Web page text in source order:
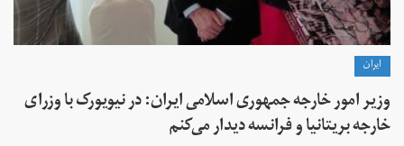
ايران
وزیر امور خارجه جمهوری اسلامی ایران: در نیویورک با وزرای
خارجه بریتانیا و فرانسه دیدار می‌کنم